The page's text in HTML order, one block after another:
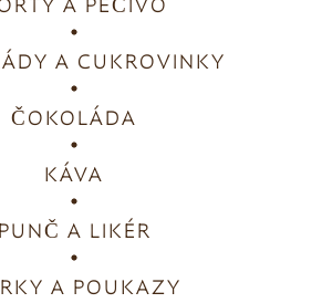
A PEČIVO
A CUKROVINKY
ČOKOLÁDA
KÁVA
PUNČ A LIKÉR
A POUKAZY